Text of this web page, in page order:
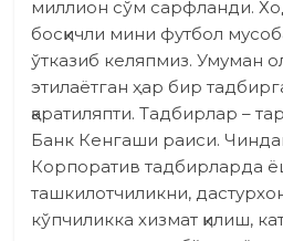
миллион сўм сарфланди.
босқичли мини футбол
ўтказиб келяпмиз. Умуман
этилаётган ҳар бир
қаратиляпти. Тадбирлар –
Банк Кенгаши раиси.
Корпоратив тадбирларда
ташкилотчиликни,
кўпчиликка хизмат қилиш,